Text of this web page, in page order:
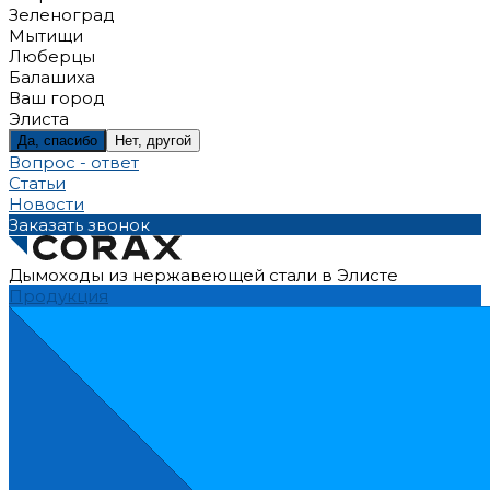
Зеленоград
Мытищи
Люберцы
Балашиха
Ваш город
Элиста
Да, спасибо Нет, другой
Вопрос - ответ
Статьи
Новости
Заказать звонок
Дымоходы из нержавеющей стали в Элисте
Продукция